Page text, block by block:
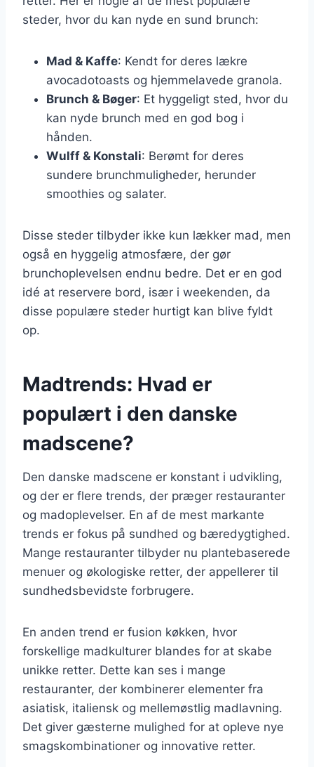
steder, hvor du kan nyde en sund brunch:
Mad & Kaffe: Kendt for deres lækre
avocadotoasts og hjemmelavede granola.
Brunch & Bøger: Et hyggeligt sted, hvor du
kan nyde brunch med en god bog i
hånden.
Wulff & Konstali: Berømt for deres
sundere brunchmuligheder, herunder
smoothies og salater.
Disse steder tilbyder ikke kun lækker mad, men
også en hyggelig atmosfære, der gør
brunchoplevelsen endnu bedre. Det er en god
idé at reservere bord, især i weekenden, da
disse populære steder hurtigt kan blive fyldt
op.
Madtrends: Hvad er
populært i den danske
madscene?
Den danske madscene er konstant i udvikling,
og der er flere trends, der præger restauranter
og madoplevelser. En af de mest markante
trends er fokus på sundhed og bæredygtighed.
Mange restauranter tilbyder nu plantebaserede
menuer og økologiske retter, der appellerer til
sundhedsbevidste forbrugere.
En anden trend er fusion køkken, hvor
forskellige madkulturer blandes for at skabe
unikke retter. Dette kan ses i mange
restauranter, der kombinerer elementer fra
asiatisk, italiensk og mellemøstlig madlavning.
Det giver gæsterne mulighed for at opleve nye
smagskombinationer og innovative retter.